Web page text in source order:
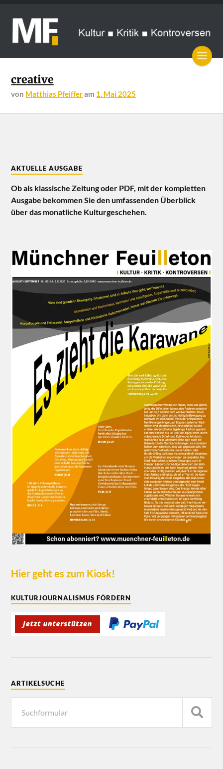
creative
von Matthias Pfeifferam 1. Mai 2025
AKTUELLE AUSGABE
Ob als klassische Zeitung oder PDF, mit der kompletten
Ausgabe bekommen Sie den umfassenden Überblick
über das monatliche Kulturgeschehen.
Hier geht es zum Kiosk!
KULTURJOURNALISMUS FÖRDERN
ARTIKELSUCHE